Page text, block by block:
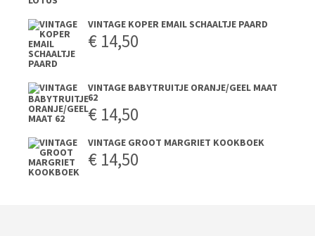
VINTAGE KOPER EMAIL SCHAALTJE PAARD
€ 14,50
VINTAGE BABYTRUITJE ORANJE/GEEL MAAT
62
€ 14,50
VINTAGE GROOT MARGRIET KOOKBOEK
€ 14,50